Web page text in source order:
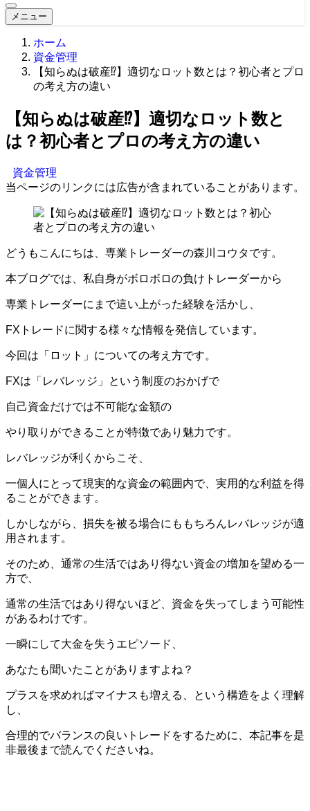
メニュー
ホーム
資金管理
【知らぬは破産⁉】適切なロット数とは？初心者とプロ
の考え方の違い
【知らぬは破産⁉】適切なロット数と
は？初心者とプロの考え方の違い
資金管理
当ページのリンクには広告が含まれていることがあります。
どうもこんにちは、専業トレーダーの森川コウタです。
本ブログでは、私自身がボロボロの負けトレーダーから
専業トレーダーにまで這い上がった経験を活かし、
FXトレードに関する様々な情報を発信しています。
今回は「ロット」についての考え方です。
FXは「レバレッジ」という制度のおかげで
自己資金だけでは不可能な金額の
やり取りができることが特徴であり魅力です。
レバレッジが利くからこそ、
一個人にとって現実的な資金の範囲内で、実用的な利益を得
ることができます。
しかしながら、損失を被る場合にももちろんレバレッジが適
用されます。
そのため、通常の生活ではあり得ない資金の増加を望める一
方で、
通常の生活ではあり得ないほど、資金を失ってしまう可能性
があるわけです。
一瞬にして大金を失うエピソード、
あなたも聞いたことがありますよね？
プラスを求めればマイナスも増える、という構造をよく理解
し、
合理的でバランスの良いトレードをするために、本記事を是
非最後まで読んでくださいね。